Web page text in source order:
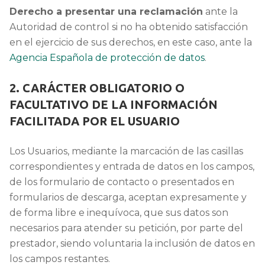
Derecho a presentar una reclamación ante la
Autoridad de control si no ha obtenido satisfacción
en el ejercicio de sus derechos, en este caso, ante la
Agencia Española de protección de datos.
2. CARÁCTER OBLIGATORIO O
FACULTATIVO DE LA INFORMACIÓN
FACILITADA POR EL USUARIO
Los Usuarios, mediante la marcación de las casillas
correspondientes y entrada de datos en los campos,
de los formulario de contacto o presentados en
formularios de descarga, aceptan expresamente y
de forma libre e inequívoca, que sus datos son
necesarios para atender su petición, por parte del
prestador, siendo voluntaria la inclusión de datos en
los campos restantes.